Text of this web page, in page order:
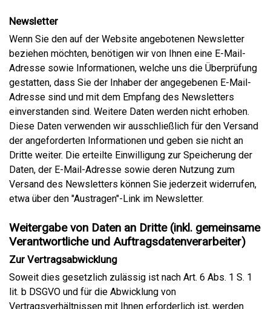
Newsletter
Wenn Sie den auf der Website angebotenen Newsletter
beziehen möchten, benötigen wir von Ihnen eine E-Mail-
Adresse sowie Informationen, welche uns die Überprüfung
gestatten, dass Sie der Inhaber der angegebenen E-Mail-
Adresse sind und mit dem Empfang des Newsletters
einverstanden sind. Weitere Daten werden nicht erhoben.
Diese Daten verwenden wir ausschließlich für den Versand
der angeforderten Informationen und geben sie nicht an
Dritte weiter. Die erteilte Einwilligung zur Speicherung der
Daten, der E-Mail-Adresse sowie deren Nutzung zum
Versand des Newsletters können Sie jederzeit widerrufen,
etwa über den "Austragen"-Link im Newsletter.
Weitergabe von Daten an Dritte (inkl. gemeinsame
Verantwortliche und Auftragsdatenverarbeiter)
Zur Vertragsabwicklung
Soweit dies gesetzlich zulässig ist nach Art. 6 Abs. 1 S. 1
lit. b DSGVO und für die Abwicklung von
Vertragsverhältnissen mit Ihnen erforderlich ist, werden